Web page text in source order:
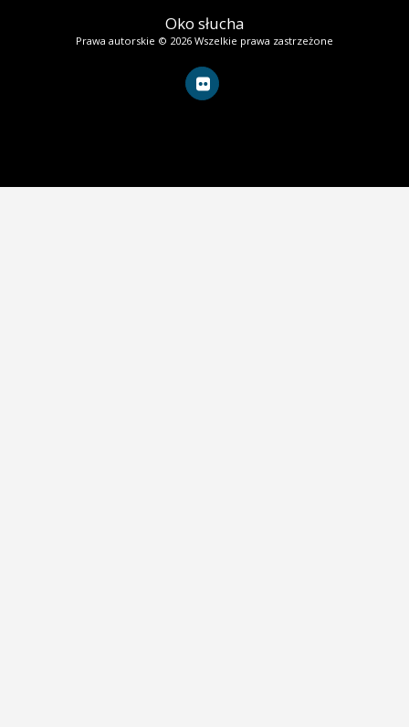
Oko słucha
Prawa autorskie © 2026 Wszelkie prawa zastrzeżone